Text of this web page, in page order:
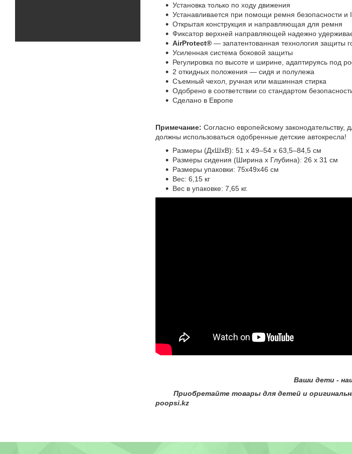
Установка только по ходу движения
Устанавливается при помощи ремня безопасности и
Открытая конструкция и направляющая для ремня
Фиксатор верхней направляющей надежно
AirProtect® — запатентованная технология защиты
Усиленная система боковой защиты
Регулировка по высоте и ширине, адаптируясь под
2 откидных положения — сидя и полулежа
Съемный чехол, ручная или машинная стирка
Одобрено в соответствии со стандартом
Сделано в Европе
Примечание: Согласно европейскому законодательству,
должны использоваться одобренные детские автокресла!
Размеры (ДхШхВ): 51 х 49–54 х 63,5–84,5 см
Размеры сидения (Ширина х Глубина): 26 х 31 см
Размеры упаковки: 75х49х46 см
Вес: 6,15 кг
Вес в упаковке: 7,65 кг.
Ваши дети - наши
Приобретайте товары для детей и
poopsi.kz